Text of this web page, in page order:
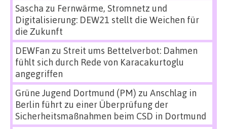
Sascha zu Fernwärme, Stromnetz und
Digitalisierung: DEW21 stellt die Weichen für
die Zukunft
DEWFan zu Streit ums Bettelverbot: Dahmen
fühlt sich durch Rede von Karacakurtoglu
angegriffen
Grüne Jugend Dortmund (PM) zu Anschlag in
Berlin führt zu einer Überprüfung der
Sicherheitsmaßnahmen beim CSD in Dortmund